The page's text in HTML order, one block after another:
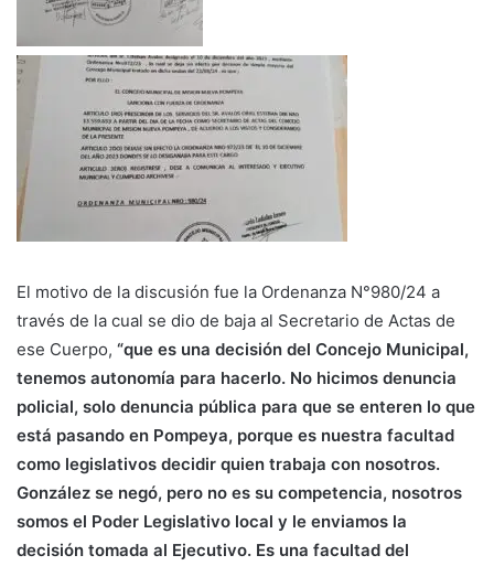
El motivo de la discusión fue la Ordenanza N°980/24 a
través de la cual se dio de baja al Secretario de Actas de
ese Cuerpo, “que es una decisión del Concejo Municipal,
tenemos autonomía para hacerlo. No hicimos denuncia
policial, solo denuncia pública para que se enteren lo que
está pasando en Pompeya, porque es nuestra facultad
como legislativos decidir quien trabaja con nosotros.
González se negó, pero no es su competencia, nosotros
somos el Poder Legislativo local y le enviamos la
decisión tomada al Ejecutivo. Es una facultad del